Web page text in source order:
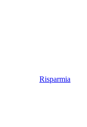
Risparmia